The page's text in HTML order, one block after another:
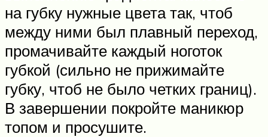
на губку нужные цвета так, чтоб
между ними был плавный переход,
промачивайте каждый ноготок
губкой (сильно не прижимайте
губку, чтоб не было четких границ).
В завершении покройте маникюр
топом и просушите.